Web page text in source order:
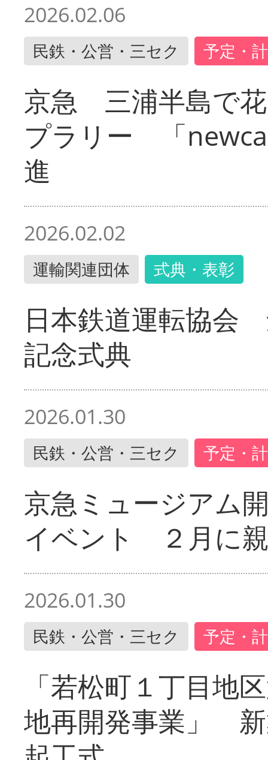
2026.02.06
民鉄・公営・三セク 予定・
京急 三浦半島で
プラリー 「
進
2026.02.02
運輸関連団体 式典・表彰
日本鉄道運転協会
記念式典
2026.01.30
民鉄・公営・三セク 予定・
京急ミュージアム
イベント ２月に
2026.01.30
民鉄・公営・三セク 予定・
「若松町１丁目地
地再開発事業」